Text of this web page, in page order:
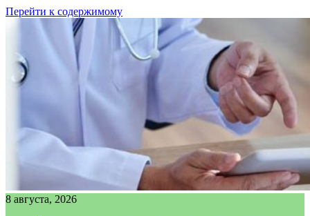
Перейти к содержимому
8 августа, 2026